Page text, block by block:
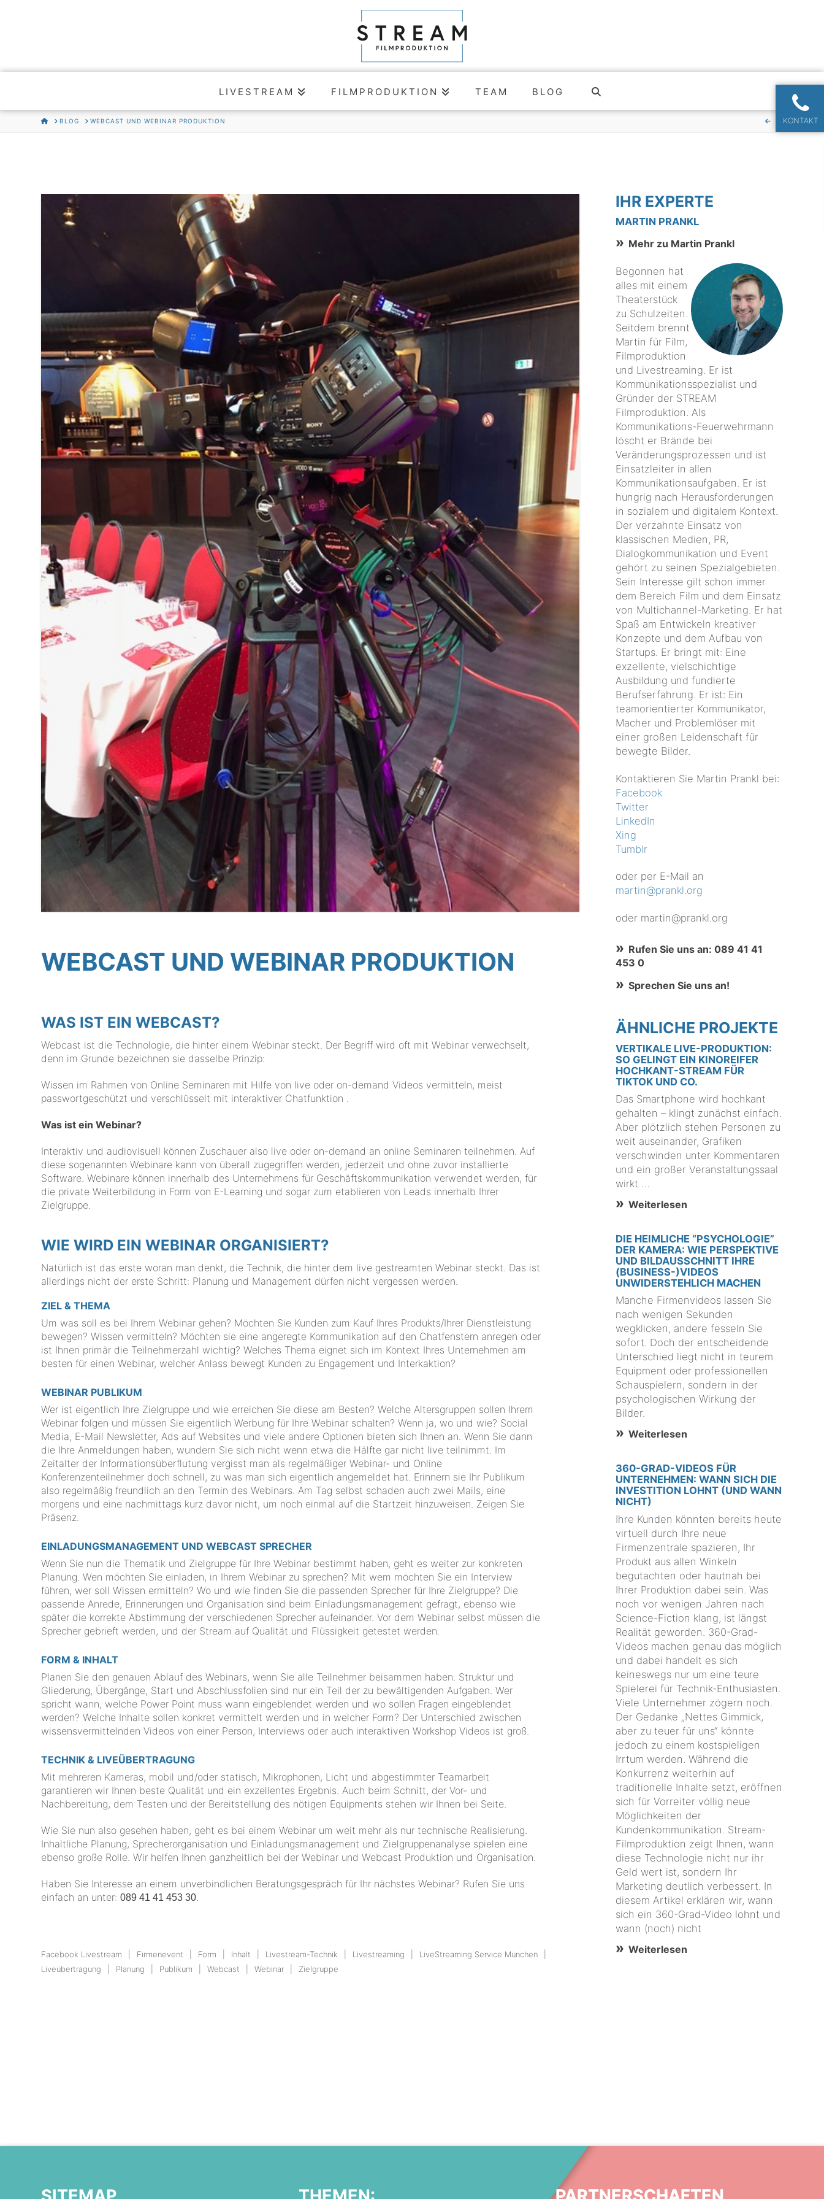
LIVESTREAM FILMPRODUKTION TEAM BLOG
HOMEBLOG WEBCAST UND WEBINAR PRODUKTION KONTAKT
WEBCAST UND WEBINAR PRODUKTION
WAS IST EIN WEBCAST?
Webcast ist die Technologie, die hinter einem Webinar steckt. Der Begriff wird oft mit Webinar verwechselt,
denn im Grunde bezeichnen sie dasselbe Prinzip:
Wissen im Rahmen von Online Seminaren mit Hilfe von live oder on-demand Videos vermitteln, meist
passwortgeschützt und verschlüsselt mit interaktiver Chatfunktion .
Was ist ein Webinar?
Interaktiv und audiovisuell können Zuschauer also live oder on-demand an online Seminaren teilnehmen. Auf
diese sogenannten Webinare kann von überall zugegriffen werden, jederzeit und ohne zuvor installierte
Software. Webinare können innerhalb des Unternehmens für Geschäftskommunikation verwendet werden, für
die private Weiterbildung in Form von E-Learning und sogar zum etablieren von Leads innerhalb Ihrer
Zielgruppe.
WIE WIRD EIN WEBINAR ORGANISIERT?
Natürlich ist das erste woran man denkt, die Technik, die hinter dem live gestreamten Webinar steckt. Das ist
allerdings nicht der erste Schritt: Planung und Management dürfen nicht vergessen werden.
ZIEL & THEMA
Um was soll es bei Ihrem Webinar gehen? Möchten Sie Kunden zum Kauf Ihres Produkts/Ihrer Dienstleistung
bewegen? Wissen vermitteln? Möchten sie eine angeregte Kommunikation auf den Chatfenstern anregen oder
ist Ihnen primär die Teilnehmerzahl wichtig? Welches Thema eignet sich im Kontext Ihres Unternehmen am
besten für einen Webinar, welcher Anlass bewegt Kunden zu Engagement und Interkaktion?
WEBINAR PUBLIKUM
Wer ist eigentlich Ihre Zielgruppe und wie erreichen Sie diese am Besten? Welche Altersgruppen sollen Ihrem
Webinar folgen und müssen Sie eigentlich Werbung für Ihre Webinar schalten? Wenn ja, wo und wie? Social
Media, E-Mail Newsletter, Ads auf Websites und viele andere Optionen bieten sich Ihnen an. Wenn Sie dann
die Ihre Anmeldungen haben, wundern Sie sich nicht wenn etwa die Hälfte gar nicht live teilnimmt. Im
Zeitalter der Informationsüberflutung vergisst man als regelmäßiger Webinar- und Online
Konferenzenteilnehmer doch schnell, zu was man sich eigentlich angemeldet hat. Erinnern sie Ihr Publikum
also regelmäßig freundlich an den Termin des Webinars. Am Tag selbst schaden auch zwei Mails, eine
morgens und eine nachmittags kurz davor nicht, um noch einmal auf die Startzeit hinzuweisen. Zeigen Sie
Präsenz.
EINLADUNGSMANAGEMENT UND WEBCAST SPRECHER
Wenn Sie nun die Thematik und Zielgruppe für Ihre Webinar bestimmt haben, geht es weiter zur konkreten
Planung. Wen möchten Sie einladen, in Ihrem Webinar zu sprechen? Mit wem möchten Sie ein Interview
führen, wer soll Wissen ermitteln? Wo und wie finden Sie die passenden Sprecher für Ihre Zielgruppe? Die
passende Anrede, Erinnerungen und Organisation sind beim Einladungsmanagement gefragt, ebenso wie
später die korrekte Abstimmung der verschiedenen Sprecher aufeinander. Vor dem Webinar selbst müssen die
Sprecher gebrieft werden, und der Stream auf Qualität und Flüssigkeit getestet werden.
FORM & INHALT
Planen Sie den genauen Ablauf des Webinars, wenn Sie alle Teilnehmer beisammen haben. Struktur und
Gliederung, Übergänge, Start und Abschlussfolien sind nur ein Teil der zu bewältigenden Aufgaben. Wer
spricht wann, welche Power Point muss wann eingeblendet werden und wo sollen Fragen eingeblendet
werden? Welche Inhalte sollen konkret vermittelt werden und in welcher Form? Der Unterschied zwischen
wissensvermittelnden Videos von einer Person, Interviews oder auch interaktiven Workshop Videos ist groß.
TECHNIK & LIVEÜBERTRAGUNG
Mit mehreren Kameras, mobil und/oder statisch, Mikrophonen, Licht und abgestimmter Teamarbeit
garantieren wir Ihnen beste Qualität und ein exzellentes Ergebnis. Auch beim Schnitt, der Vor- und
Nachbereitung, dem Testen und der Bereitstellung des nötigen Equipments stehen wir Ihnen bei Seite.
Wie Sie nun also gesehen haben, geht es bei einem Webinar um weit mehr als nur technische Realisierung.
Inhaltliche Planung, Sprecherorganisation und Einladungsmanagement und Zielgruppenanalyse spielen eine
ebenso große Rolle. Wir helfen Ihnen ganzheitlich bei der Webinar und Webcast Produktion und Organisation.
Haben Sie Interesse an einem unverbindlichen Beratungsgespräch für Ihr nächstes Webinar? Rufen Sie uns
einfach an unter:089 41 41 453 30
Facebook Livestream Firmenevent Form Inhalt Livestream-Technik Livestreaming
LiveStreaming Service München
Liveübertragung
Planung Publikum Webcast Webinar Zielgruppe
IHR EXPERTE
MARTIN PRANKL
Mehr zu Martin Prankl
Begonnen hat
alles mit einem
Theaterstück
zu Schulzeiten.
Seitdem brennt
Martin für Film,
Filmproduktion
und Livestreaming. Er ist
Kommunikationsspezialist und
Gründer der STREAM
Filmproduktion. Als
Kommunikations-Feuerwehrmann
löscht er Brände bei
Veränderungsprozessen und ist
Einsatzleiter in allen
Kommunikationsaufgaben. Er ist
hungrig nach Herausforderungen
in sozialem und digitalem Kontext.
Der verzahnte Einsatz von
klassischen Medien, PR,
Dialogkommunikation und Event
gehört zu seinen Spezialgebieten.
Sein Interesse gilt schon immer
dem Bereich Film und dem Einsatz
von Multichannel-Marketing. Er hat
Spaß am Entwickeln kreativer
Konzepte und dem Aufbau von
Startups. Er bringt mit: Eine
exzellente, vielschichtige
Ausbildung und fundierte
Berufserfahrung. Er ist: Ein
teamorientierter Kommunikator,
Macher und Problemlöser mit
einer großen Leidenschaft für
bewegte Bilder.
Kontaktieren Sie Martin Prankl bei:
Facebook
Twitter
LinkedIn
Xing
Tumblr
oder per E-Mail an
martin@prankl.org
oder martin@prankl.org
Rufen Sie uns an: 089 41 41
453 0
Sprechen Sie uns an!
ÄHNLICHE PROJEKTE
VERTIKALE LIVE-PRODUKTION:
SO GELINGT EIN KINOREIFER
HOCHKANT-STREAM FÜR
TIKTOK UND CO.
Das Smartphone wird hochkant
gehalten – klingt zunächst einfach.
Aber plötzlich stehen Personen zu
weit auseinander, Grafiken
verschwinden unter Kommentaren
und ein großer Veranstaltungssaal
wirkt …
Weiterlesen
DIE HEIMLICHE “PSYCHOLOGIE”
DER KAMERA: WIE PERSPEKTIVE
UND BILDAUSSCHNITT IHRE
(BUSINESS-)VIDEOS
UNWIDERSTEHLICH MACHEN
Manche Firmenvideos lassen Sie
nach wenigen Sekunden
wegklicken, andere fesseln Sie
sofort. Doch der entscheidende
Unterschied liegt nicht in teurem
Equipment oder professionellen
Schauspielern, sondern in der
psychologischen Wirkung der
Bilder.
Weiterlesen
360-GRAD-VIDEOS FÜR
UNTERNEHMEN: WANN SICH DIE
INVESTITION LOHNT (UND WANN
NICHT)
Ihre Kunden könnten bereits heute
virtuell durch Ihre neue
Firmenzentrale spazieren, Ihr
Produkt aus allen Winkeln
begutachten oder hautnah bei
Ihrer Produktion dabei sein. Was
noch vor wenigen Jahren nach
Science-Fiction klang, ist längst
Realität geworden. 360-Grad-
Videos machen genau das möglich
und dabei handelt es sich
keineswegs nur um eine teure
Spielerei für Technik-Enthusiasten.
Viele Unternehmer zögern noch.
Der Gedanke „Nettes Gimmick,
aber zu teuer für uns“ könnte
jedoch zu einem kostspieligen
Irrtum werden. Während die
Konkurrenz weiterhin auf
traditionelle Inhalte setzt, eröffnen
sich für Vorreiter völlig neue
Möglichkeiten der
Kundenkommunikation. Stream-
Filmproduktion zeigt Ihnen, wann
diese Technologie nicht nur ihr
Geld wert ist, sondern Ihr
Marketing deutlich verbessert. In
diesem Artikel erklären wir, wann
sich ein 360-Grad-Video lohnt und
wann (noch) nicht
Weiterlesen